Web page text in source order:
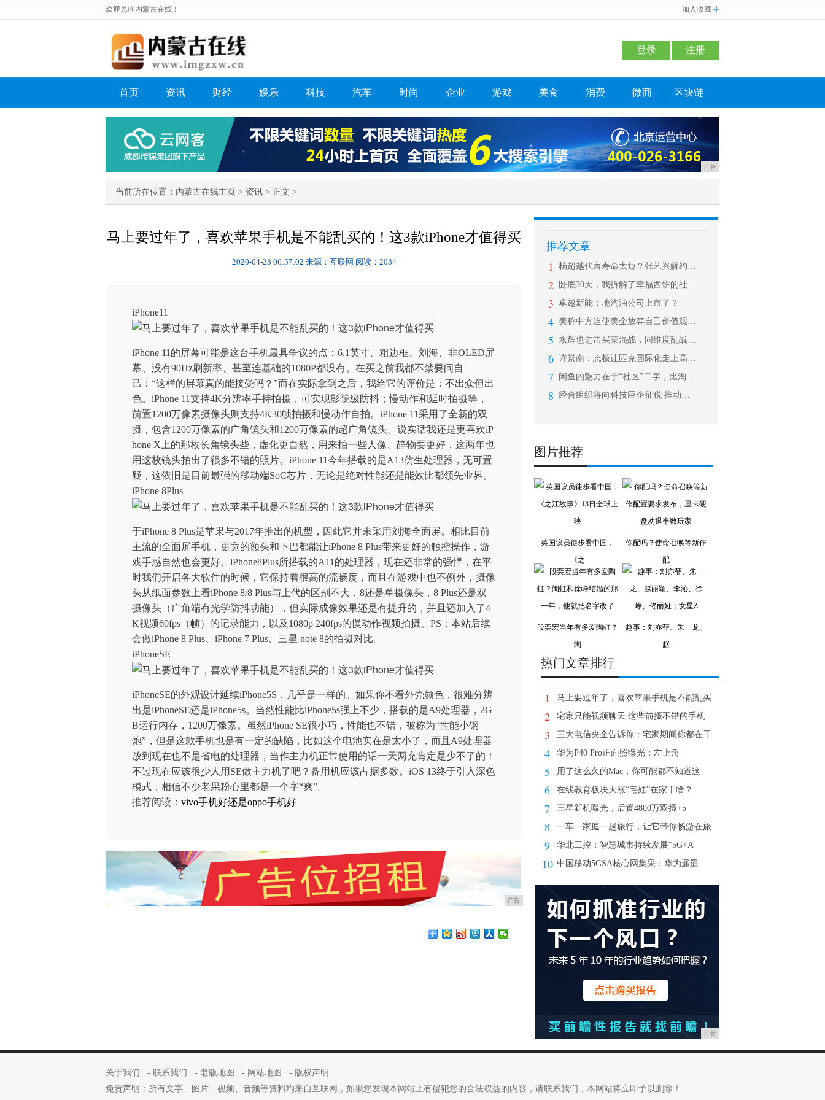
欢迎光临内蒙古在线！ 加入收藏
登录 注册
首页 资讯 财经 娱乐 科技 汽车 时尚 企业 游戏 美食 消费 微商 区块链
广告
当前所在位置： 内蒙古在线主页 > 资讯 > 正文 >
马上要过年了，喜欢苹果手机是不能乱买的！这3款iPhone才值得买
2020-04-23 06:57:02 来源：互联网 阅读：2034
iPhone11
iPhone 11的屏幕可能是这台手机最具争议的点：6.1英寸、粗边框、刘海、非OLED屏
幕、没有90Hz刷新率、甚至连基础的1080P都没有。在买之前我都不禁要问自
己：“这样的屏幕真的能接受吗？”而在实际拿到之后，我给它的评价是：不出众但出
色。iPhone 11支持4K分辨率手持拍摄，可实现影院级防抖；慢动作和延时拍摄等，
前置1200万像素摄像头则支持4K30帧拍摄和慢动作自拍。iPhone 11采用了全新的双
摄，包含1200万像素的广角镜头和1200万像素的超广角镜头。说实话我还是更喜欢iP
hone X上的那枚长焦镜头些，虚化更自然，用来拍一些人像、静物要更好，这两年也
用这枚镜头拍出了很多不错的照片。iPhone 11今年搭载的是A13仿生处理器，无可置
疑，这依旧是目前最强的移动端SoC芯片，无论是绝对性能还是能效比都领先业界。
iPhone 8Plus
于iPhone 8 Plus是苹果与2017年推出的机型，因此它并未采用刘海全面屏。相比目前
主流的全面屏手机，更宽的额头和下巴都能让iPhone 8 Plus带来更好的触控操作，游
戏手感自然也会更好。iPhone8Plus所搭载的A11的处理器，现在还非常的强悍，在平
时我们开启各大软件的时候，它保持着很高的流畅度，而且在游戏中也不例外，摄像
头从纸面参数上看iPhone 8/8 Plus与上代的区别不大，8还是单摄像头，8 Plus还是双
摄像头（广角端有光学防抖功能），但实际成像效果还是有提升的，并且还加入了4
K视频60fps（帧）的记录能力，以及1080p 240fps的慢动作视频拍摄。PS：本站后续
会做iPhone 8 Plus、iPhone 7 Plus、三星 note 8的拍摄对比。
iPhoneSE
iPhoneSE的外观设计延续iPhone5S，几乎是一样的。如果你不看外壳颜色，很难分辨
出是iPhoneSE还是iPhone5s。当然性能比iPhone5s强上不少，搭载的是A9处理器，2G
B运行内存，1200万像素。虽然iPhone SE很小巧，性能也不错，被称为“性能小钢
炮”，但是这款手机也是有一定的缺陷，比如这个电池实在是太小了，而且A9处理器
放到现在也不是省电的处理器，当作主力机正常使用的话一天两充肯定是少不了的！
不过现在应该很少人用SE做主力机了吧？备用机应该占据多数。iOS 13终于引入深色
模式，相信不少老果粉心里都是一个字“爽”。
推荐阅读： vivo手机好还是oppo手机好
广告
推荐文章
1 杨超越代言寿命太短？张艺兴解约杨天真
2 卧底30天，我拆解了幸福西饼的社群玩
3 卓越新能：地沟油公司上市了？
4 美称中方迫使美企放弃自己价值观 耿爽
5 永辉也进击买菜混战，同维度乱战下，谁
6 许景南：态极让匹克国际化走上高速通道
7 闲鱼的魅力在于“社区”二字，比淘宝更
8 经合组织将向科技巨企征税 推动各国分
图片推荐
英国议员徒步看中国，
《之
你配吗？使命召唤等新作
配
段奕宏当年有多爱陶虹？
陶
趣事：刘亦菲、朱一龙、
赵
热门文章排行
1 马上要过年了，喜欢苹果手机是不能乱买
2 宅家只能视频聊天 这些前摄不错的手机
3 三大电信央企告诉你：宅家期间你都在干
4 华为P40 Pro正面照曝光：左上角
5 用了这么久的Mac，你可能都不知道这
6 在线教育板块大涨“宅娃”在家干啥？
7 三星新机曝光，后置4800万双摄+5
8 一车一家庭一趟旅行，让它带你畅游在旅
9 华北工控：智慧城市持续发展“5G+A
10 中国移动5GSA核心网集采：华为遥遥
广告
关于我们 - 联系我们 - 老版地图 - 网站地图 - 版权声明
免责声明：所有文字、图片、视频、音频等资料均来自互联网，如果您发现本网站上有侵犯您的合法权益的内容，请联系我们，本网站将立即予以删除！